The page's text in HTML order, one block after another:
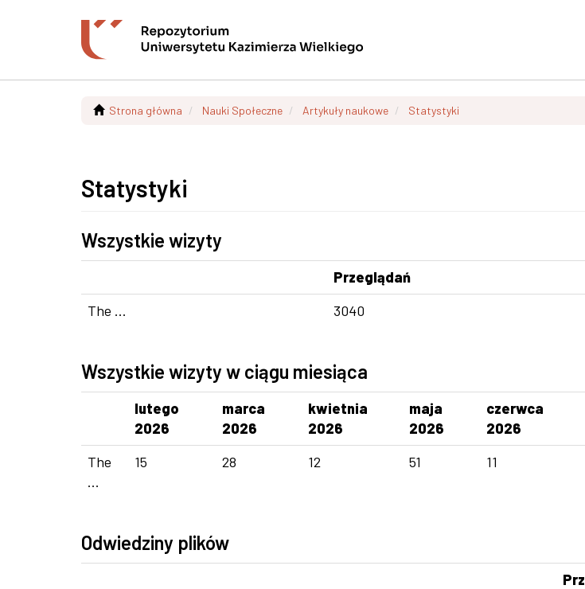
Strona główna Nauki Społeczne Artykuły naukowe Statystyki
Statystyki
Wszystkie wizyty
Przeglądań
The ...
3040
Wszystkie wizyty w ciągu miesiąca
lutego
2026
marca
2026
kwietnia
2026
maja
2026
czerwca
2026
The
...
15 28 12 51 11
Odwiedziny plików